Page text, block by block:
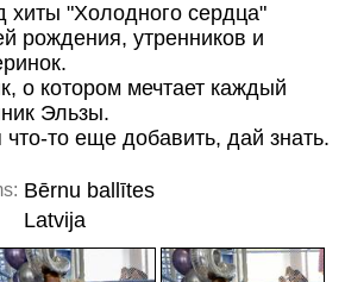
хиты "Холодного сердца"
рождения, утренников и
о котором мечтает каждый
Эльзы.
то еще добавить, дай знать.
Bērnu ballītes
Latvija